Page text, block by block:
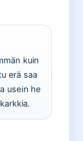
kuin
erä saa
usein he